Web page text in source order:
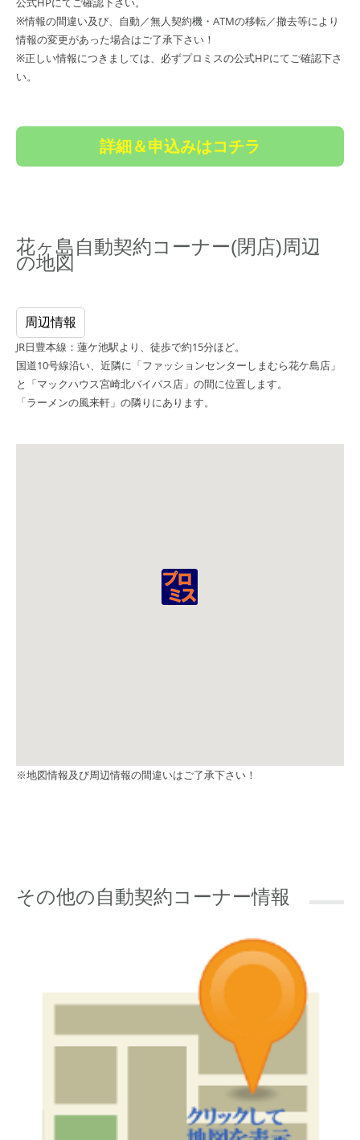
※情報の間違い及び、自動／無人契約機・ATMの移転／撤去等により
情報の変更があった場合はご了承下さい！
※正しい情報につきましては、必ずプロミスの公式HPにてご確認下さ
い。
詳細＆申込みはコチラ
花ヶ島自動契約コーナー(閉店)周辺
の地図
周辺情報
JR日豊本線：蓮ケ池駅より、徒歩で約15分ほど。
国道10号線沿い、近隣に「ファッションセンターしまむら花ケ島店」
と「マックハウス宮崎北バイパス店」の間に位置します。
「ラーメンの風来軒」の隣りにあります。
※地図情報及び周辺情報の間違いはご了承下さい！
その他の自動契約コーナー情報